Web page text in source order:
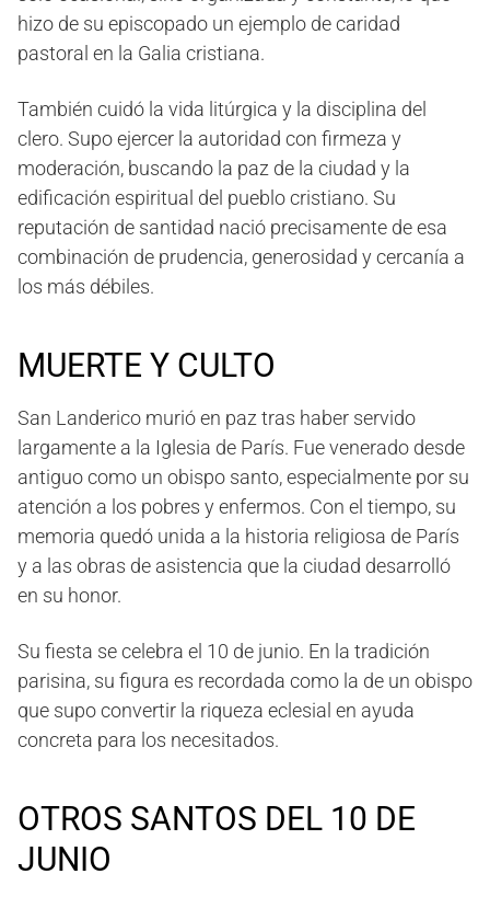
hizo de su episcopado un ejemplo de caridad
pastoral en la Galia cristiana.
También cuidó la vida litúrgica y la disciplina del
clero. Supo ejercer la autoridad con firmeza y
moderación, buscando la paz de la ciudad y la
edificación espiritual del pueblo cristiano. Su
reputación de santidad nació precisamente de esa
combinación de prudencia, generosidad y cercanía a
los más débiles.
MUERTE Y CULTO
San Landerico murió en paz tras haber servido
largamente a la Iglesia de París. Fue venerado desde
antiguo como un obispo santo, especialmente por su
atención a los pobres y enfermos. Con el tiempo, su
memoria quedó unida a la historia religiosa de París
y a las obras de asistencia que la ciudad desarrolló
en su honor.
Su fiesta se celebra el 10 de junio. En la tradición
parisina, su figura es recordada como la de un obispo
que supo convertir la riqueza eclesial en ayuda
concreta para los necesitados.
OTROS SANTOS DEL 10 DE
JUNIO